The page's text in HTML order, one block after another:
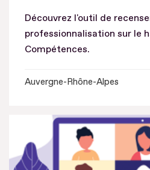
Découvrez l'outil de
professionnalisation sur le
Compétences.
Auvergne-Rhône-Alpes